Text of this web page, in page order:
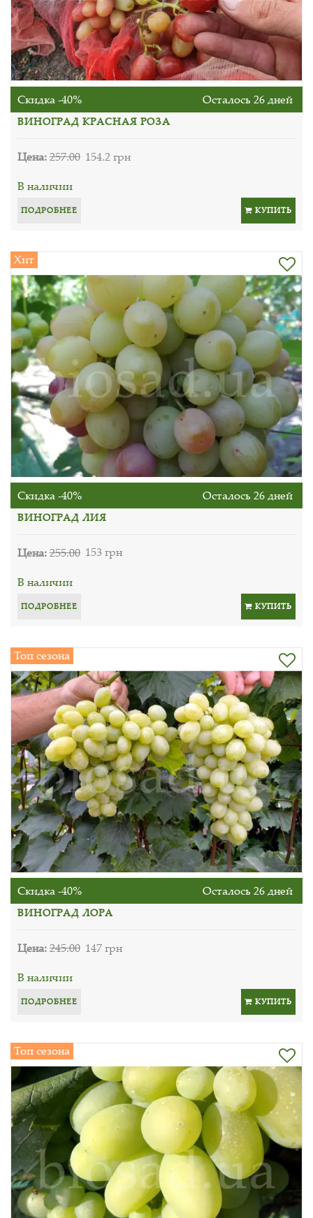
Скидка -40% Осталось 26 дней
ВИНОГРАД КРАСНАЯ РОЗА
Цена:257.00 154.2 грн
В наличии
ПОДРОБНЕЕ КУПИТЬ
Хит
Скидка -40% Осталось 26 дней
ВИНОГРАД ЛИЯ
Цена:255.00 153 грн
В наличии
ПОДРОБНЕЕ КУПИТЬ
Топ сезона
Скидка -40% Осталось 26 дней
ВИНОГРАД ЛОРА
Цена:245.00 147 грн
В наличии
ПОДРОБНЕЕ КУПИТЬ
Топ сезона